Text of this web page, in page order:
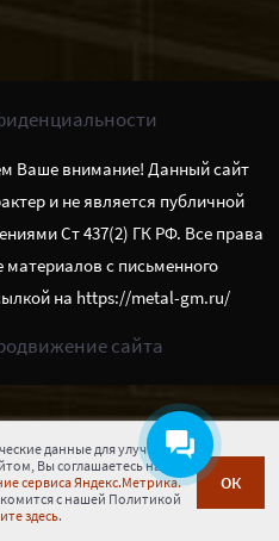
Ваше внимание! Данный сайт
и не является публичной
Ст 437(2) ГК РФ. Все права
с письменного
на https://metal-gm.ru/
сайта
данные для улучшения
Вы соглашаетесь на
сервиса Яндекс.Метрика.
с нашей Политикой
здесь.
ОК